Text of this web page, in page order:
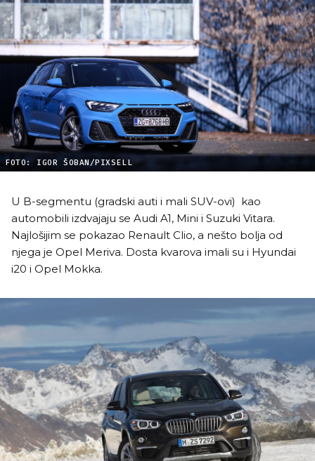
FOTO: IGOR ŠOBAN/PIXSELL
U B-segmentu (gradski auti i mali SUV-ovi) kao
automobili izdvajaju se Audi A1, Mini i Suzuki Vitara.
Najlošijim se pokazao Renault Clio, a nešto bolja od
njega je Opel Meriva. Dosta kvarova imali su i Hyundai
i20 i Opel Mokka.